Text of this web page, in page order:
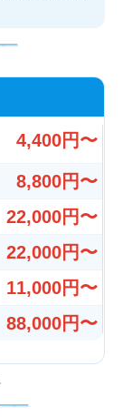
4,400円〜
8,800円〜
22,000円〜
22,000円〜
11,000円〜
88,000円〜